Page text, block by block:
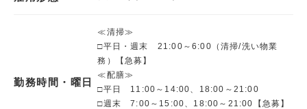
勤務時間・曜日
≪清掃≫
□平日・週末 21:00～6:00（清掃/洗い物業
務）【急募】
≪配膳≫
□平日 11:00～14:00、18:00～21:00
□週末 7:00～15:00、18:00～21:00【急募】